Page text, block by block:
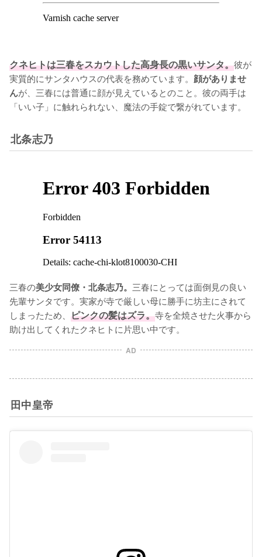
クネヒトは三春をスカウトした高身長の黒いサンタ。彼が
実質的にサンタハウスの代表を務めています。 顔がありませ
んが、三春には普通に顔が見えているとのこと。彼の両手は
「いい子」に触れられない、魔法の手錠で繋がれています。
北条志乃
三春の美少女同僚・北条志乃。 三春にとっては面倒見の良い
先輩サンタです。実家が寺で厳しい母に勝手に坊主にされて
しまったため、 ピンクの髪はズラ。寺を全焼させた火事から
助け出してくれたクネヒトに片思い中です。
AD
田中皇帝